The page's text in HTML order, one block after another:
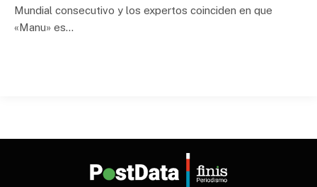
Mundial consecutivo y los expertos coinciden en que
«Manu» es…